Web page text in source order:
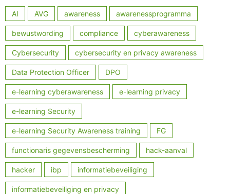
AI AVG awareness awarenessprogramma
bewustwording compliance cyberawareness
Cybersecurity cybersecurity en privacy awareness
Data Protection Officer DPO
e-learning cyberawareness e-learning privacy
e-learning Security
e-learning Security Awareness training FG
functionaris gegevensbescherming hack-aanval
hacker ibp informatiebeveiliging
informatiebeveiliging en privacy